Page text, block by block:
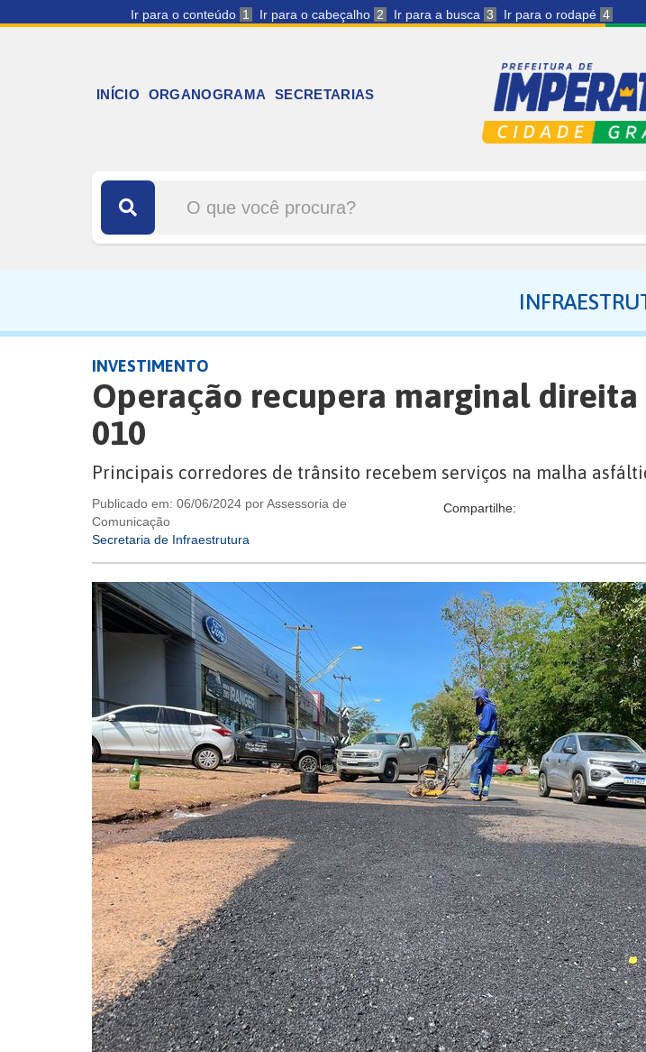
Ir para o conteúdo 1 Ir para o cabeçalho 2 Ir para a busca 3 Ir para o rodapé 4
INÍCIO ORGANOGRAMA SECRETARIAS
INVESTIMENTO
Operação recupera marginal direita
010
Principais corredores de trânsito recebem serviços na malha
Publicado em: 06/06/2024 por Assessoria de
Comunicação
Secretaria de Infraestrutura
Compartilhe: